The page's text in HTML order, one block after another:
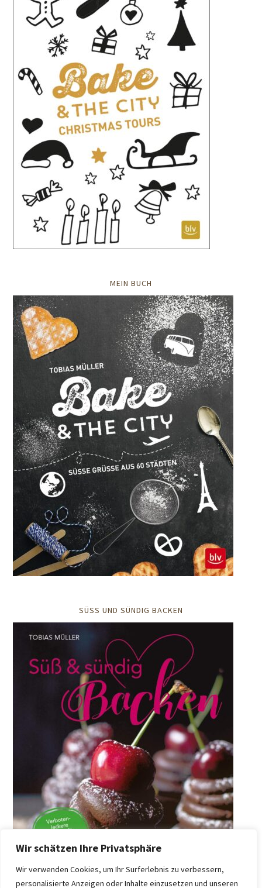
Wir schätzen Ihre Privatsphäre
Wir verwenden Cookies, um Ihr Surferlebnis zu verbessern,
personalisierte Anzeigen oder Inhalte einzusetzen und unseren
MEIN BUCH
SÜSS UND SÜNDIG BACKEN